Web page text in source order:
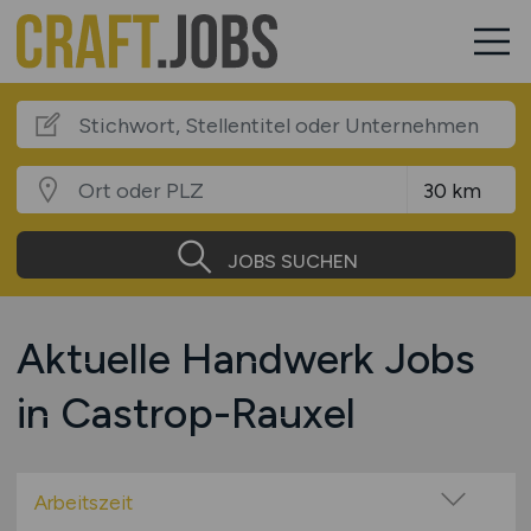
JOBS SUCHEN
Aktuelle Handwerk Jobs
in Castrop-Rauxel
Arbeitszeit